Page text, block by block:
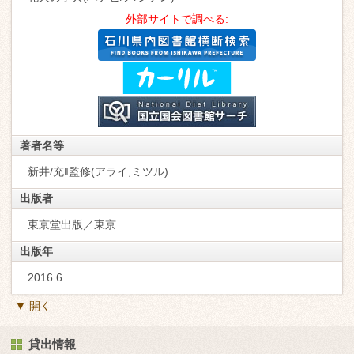
外部サイトで調べる:
著者名等
新井/充‖監修(アライ,ミツル)
出版者
東京堂出版／東京
出版年
2016.6
▼ 開く
貸出情報